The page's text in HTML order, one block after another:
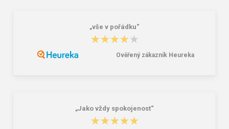
„vše v pořádku“
★★★★★
★★★★★
Ověřený zákazník Heureka
„Jako vždy spokojenost“
★★★★★
★★★★★